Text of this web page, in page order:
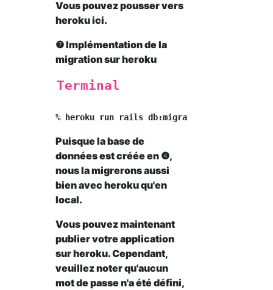
Vous pouvez pousser vers
heroku ici.
❼ Implémentation de la
migration sur heroku
Terminal
Puisque la base de
données est créée en ❹,
nous la migrerons aussi
bien avec heroku qu'en
local.
Vous pouvez maintenant
publier votre application
sur heroku. Cependant,
veuillez noter qu'aucun
mot de passe n'a été défini,